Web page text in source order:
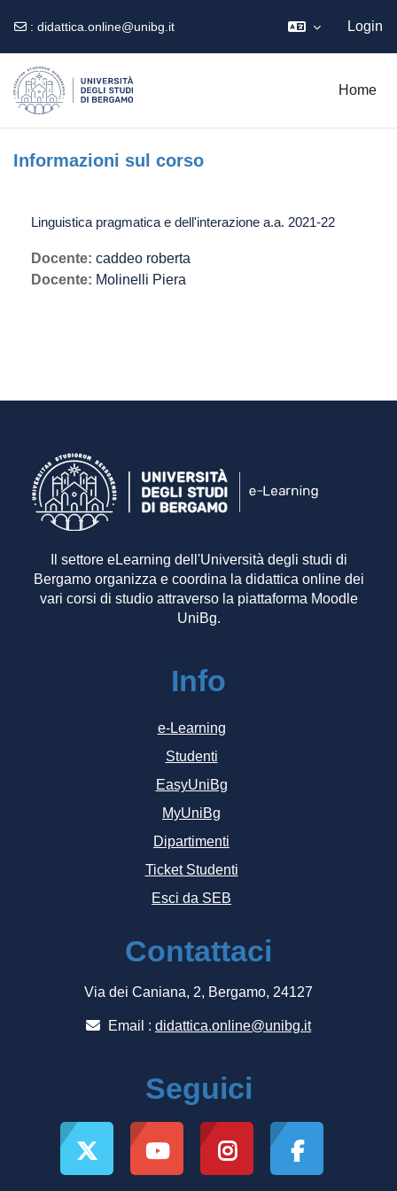
: didattica.online@unibg.it Login
Home
Informazioni sul corso
Linguistica pragmatica e dell'interazione a.a. 2021-22
Docente: caddeo roberta
Docente: Molinelli Piera
Il settore eLearning dell'Università degli studi di
Bergamo organizza e coordina la didattica online dei
vari corsi di studio attraverso la piattaforma Moodle
UniBg.
Info
e-Learning
Studenti
EasyUniBg
MyUniBg
Dipartimenti
Ticket Studenti
Esci da SEB
Contattaci
Via dei Caniana, 2, Bergamo, 24127
Email : didattica.online@unibg.it
Seguici